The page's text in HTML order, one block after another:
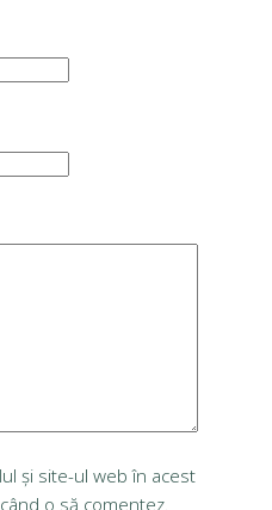
și site-ul web în acest
o să comentez.